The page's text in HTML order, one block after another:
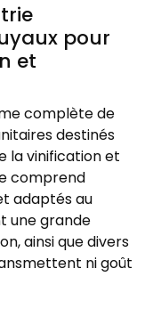
pour
et
complète de
destinés
la vinification et
comprend
adaptés au
une grande
ainsi que divers
ni goût